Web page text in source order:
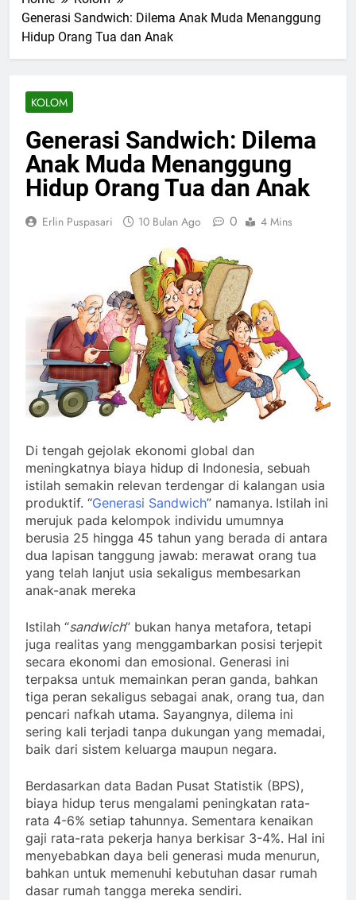
Generasi Sandwich: Dilema Anak Muda Menanggung
Hidup Orang Tua dan Anak
KOLOM
Generasi Sandwich: Dilema
Anak Muda Menanggung
Hidup Orang Tua dan Anak
Erlin Puspasari 10 Bulan Ago 0 4 Mins
Di tengah gejolak ekonomi global dan
meningkatnya biaya hidup di Indonesia, sebuah
istilah semakin relevan terdengar di kalangan usia
produktif. “Generasi Sandwich” namanya. Istilah ini
merujuk pada kelompok individu umumnya
berusia 25 hingga 45 tahun yang berada di antara
dua lapisan tanggung jawab: merawat orang tua
yang telah lanjut usia sekaligus membesarkan
anak-anak mereka
Istilah “sandwich” bukan hanya metafora, tetapi
juga realitas yang menggambarkan posisi terjepit
secara ekonomi dan emosional. Generasi ini
terpaksa untuk memainkan peran ganda, bahkan
tiga peran sekaligus sebagai anak, orang tua, dan
pencari nafkah utama. Sayangnya, dilema ini
sering kali terjadi tanpa dukungan yang memadai,
baik dari sistem keluarga maupun negara.
Berdasarkan data Badan Pusat Statistik (BPS),
biaya hidup terus mengalami peningkatan rata-
rata 4-6% setiap tahunnya. Sementara kenaikan
gaji rata-rata pekerja hanya berkisar 3-4%. Hal ini
menyebabkan daya beli generasi muda menurun,
bahkan untuk memenuhi kebutuhan dasar rumah
dasar rumah tangga mereka sendiri.